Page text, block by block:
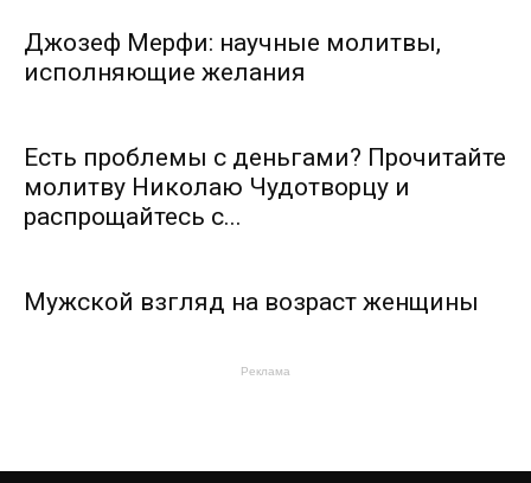
Джозеф Мерфи: научные молитвы,
исполняющие желания
Есть проблемы с деньгами? Прочитайте
молитву Николаю Чудотворцу и
распрощайтесь с...
Мужской взгляд на возраст женщины
Реклама